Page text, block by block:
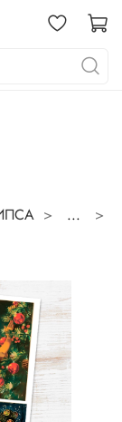
...